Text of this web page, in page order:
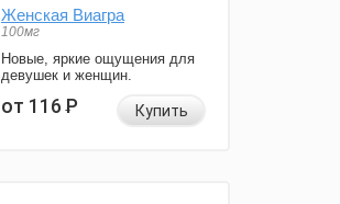
Женская Виагра
100мг
Новые, яркие ощущения для
девушек и женщин.
от 116Р Купить